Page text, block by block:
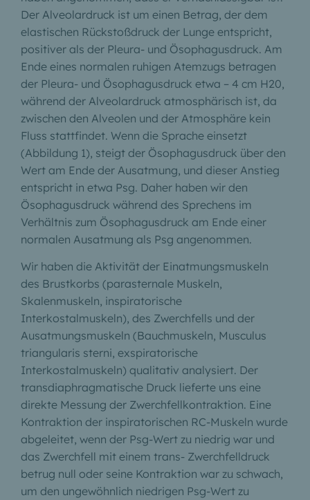
Der Alveolardruck ist um einen Betrag, der dem
elastischen Rückstoßdruck der Lunge entspricht,
positiver als der Pleura- und Ösophagusdruck. Am
Ende eines normalen ruhigen Atemzugs betragen
der Pleura- und Ösophagusdruck etwa – 4 cm H20,
während der Alveolardruck atmosphärisch ist, da
zwischen den Alveolen und der Atmosphäre kein
Fluss stattfindet. Wenn die Sprache einsetzt
(Abbildung 1), steigt der Ösophagusdruck über den
Wert am Ende der Ausatmung, und dieser Anstieg
entspricht in etwa Psg. Daher haben wir den
Ösophagusdruck während des Sprechens im
Verhältnis zum Ösophagusdruck am Ende einer
normalen Ausatmung als Psg angenommen.
Wir haben die Aktivität der Einatmungsmuskeln
des Brustkorbs (parasternale Muskeln,
Skalenmuskeln, inspiratorische
Interkostalmuskeln), des Zwerchfells und der
Ausatmungsmuskeln (Bauchmuskeln, Musculus
triangularis sterni, exspiratorische
Interkostalmuskeln) qualitativ analysiert. Der
transdiaphragmatische Druck lieferte uns eine
direkte Messung der Zwerchfellkontraktion. Eine
Kontraktion der inspiratorischen RC-Muskeln wurde
abgeleitet, wenn der Psg-Wert zu niedrig war und
das Zwerchfell mit einem trans- Zwerchfelldruck
betrug null oder seine Kontraktion war zu schwach,
um den ungewöhnlich niedrigen Psg-Wert zu